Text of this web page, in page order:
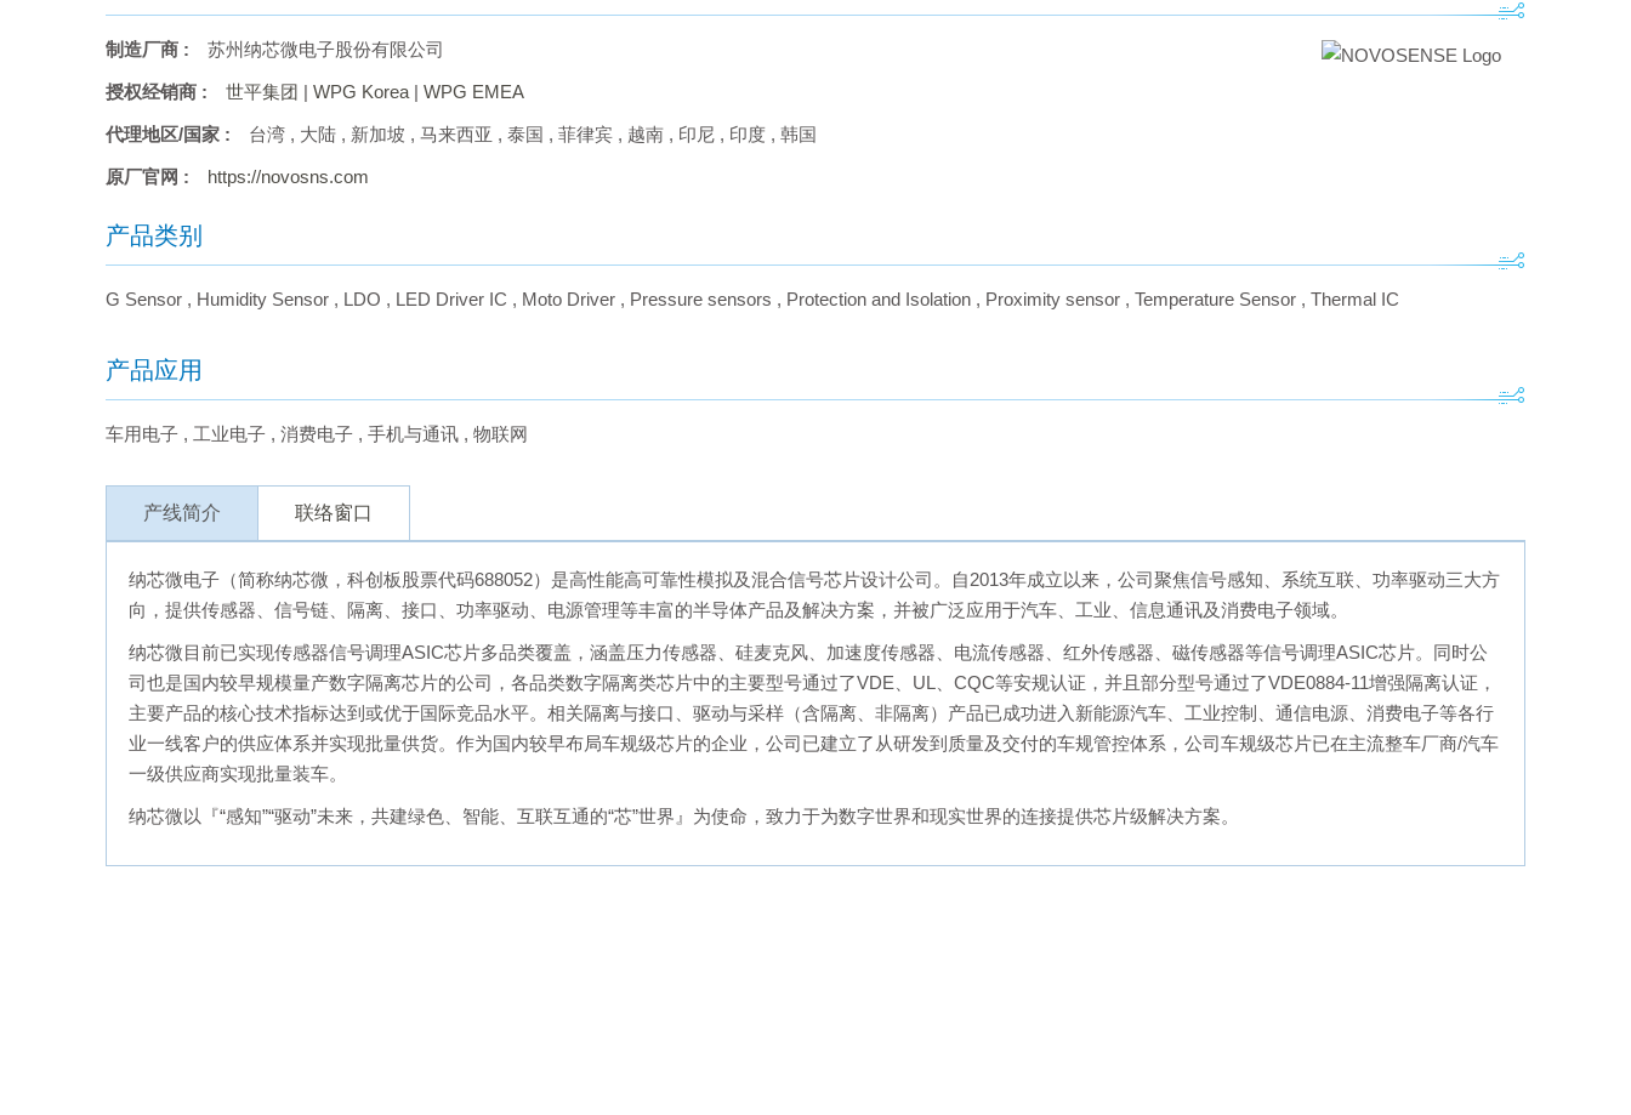
制造厂商 : 苏州纳芯微电子股份有限公司
授权经销商 : 世平集团 | WPG Korea | WPG EMEA
代理地区/国家 : 台湾 , 大陆 , 新加坡 , 马来西亚 , 泰国 , 菲律宾 , 越南 , 印尼 , 印度 , 韩国
原厂官网 : https://novosns.com
产品类别
G Sensor , Humidity Sensor , LDO , LED Driver IC , Moto Driver , Pressure sensors , Protection and Isolation , Proximity sensor , Temperature Sensor , Thermal IC
产品应用
车用电子 , 工业电子 , 消费电子 , 手机与通讯 , 物联网
产线简介 联络窗口
纳芯微电子（简称纳芯微，科创板股票代码688052）是高性能高可靠性模拟及混合信号芯片设计公司。自2013年成立以来，公司聚焦信号感知、系统互联、功率驱动三大方
向，提供传感器、信号链、隔离、接口、功率驱动、电源管理等丰富的半导体产品及解决方案，并被广泛应用于汽车、工业、信息通讯及消费电子领域。
纳芯微目前已实现传感器信号调理ASIC芯片多品类覆盖，涵盖压力传感器、硅麦克风、加速度传感器、电流传感器、红外传感器、磁传感器等信号调理ASIC芯片。同时公
司也是国内较早规模量产数字隔离芯片的公司，各品类数字隔离类芯片中的主要型号通过了VDE、UL、CQC等安规认证，并且部分型号通过了VDE0884-11增强隔离认证，
主要产品的核心技术指标达到或优于国际竞品水平。相关隔离与接口、驱动与采样（含隔离、非隔离）产品已成功进入新能源汽车、工业控制、通信电源、消费电子等各行
业一线客户的供应体系并实现批量供货。作为国内较早布局车规级芯片的企业，公司已建立了从研发到质量及交付的车规管控体系，公司车规级芯片已在主流整车厂商/汽车
一级供应商实现批量装车。
纳芯微以『“感知”“驱动”未来，共建绿色、智能、互联互通的“芯”世界』为使命，致力于为数字世界和现实世界的连接提供芯片级解决方案。